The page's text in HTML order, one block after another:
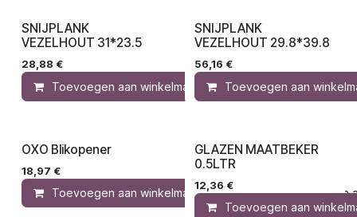
SNIJPLANK
VEZELHOUT 31*23.5
28,88 €
Toevoegen aan winkelmandje Toevoegen
SNIJPLANK
VEZELHOUT 29.8*39.8
56,16 €
Toevoegen aan
OXO Blikopener
18,97 €
Toevoegen aan winkelmandje Toevoegen
GLAZEN MAATBEKER
0.5LTR
12,36 €
Toevoegen aan